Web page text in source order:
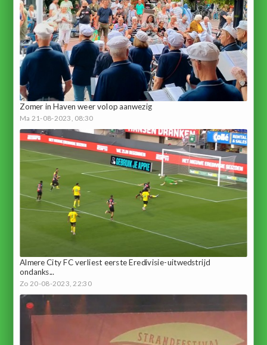
Zomer in Haven weer volop aanwezig
Ma 21-08-2023, 08:30
Almere City FC verliest eerste Eredivisie-uitwedstrijd
ondanks...
Zo 20-08-2023, 22:30